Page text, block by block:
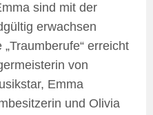
sind mit der
erwachsen
erreicht
von
Emma
und Olivia